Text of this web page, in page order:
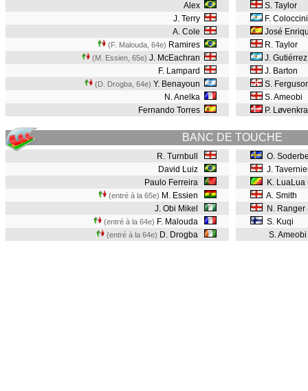
Alex
J. Terry
A. Cole
(F. Malouda, 64e) Ramires
(M. Essien, 65e) J. McEachran
F. Lampard
(D. Drogba, 64e) Y. Benayoun
N. Anelka
Fernando Torres
S. Taylor
F. Coloccini
José
R. Taylor
J.
J. Barton
S.
S. Ameobi
P.
BANC DE TOUCHE
R. Turnbull
David Luiz
Paulo Ferreira
(entré à la 65e) M. Essien
J. Obi Mikel
(entré à la 64e) F. Malouda
(entré à la 64e) D. Drogba
O.
J.
K. LuaLua
A. Smith
N. Ranger
S. Kuqi
S. Ameobi